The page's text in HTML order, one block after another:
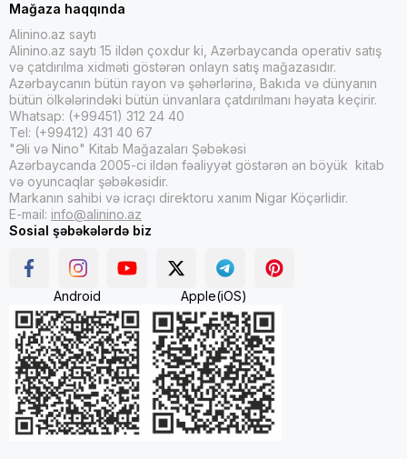
Mağaza haqqında
Alinino.az saytı
Alinino.az saytı 15 ildən çoxdur ki, Azərbaycanda operativ satış
və çatdırılma xidməti göstərən onlayn satış mağazasıdır.
Azərbaycanın bütün rayon və şəhərlərinə, Bakıda və dünyanın
bütün ölkələrindəki bütün ünvanlara çatdırılmanı həyata keçirir.
Whatsap: (+99451) 312 24 40
Tel: (+99412) 431 40 67
"Əli və Nino" Kitab Mağazaları Şəbəkəsi
Azərbaycanda 2005-ci ildən fəaliyyət göstərən ən böyük kitab
və oyuncaqlar şəbəkəsidir.
Markanın sahibi və icraçı direktoru xanım Nigar Köçərlidir.
E-mail: info@alinino.az
Sosial şəbəkələrdə biz
Android Apple(iOS)